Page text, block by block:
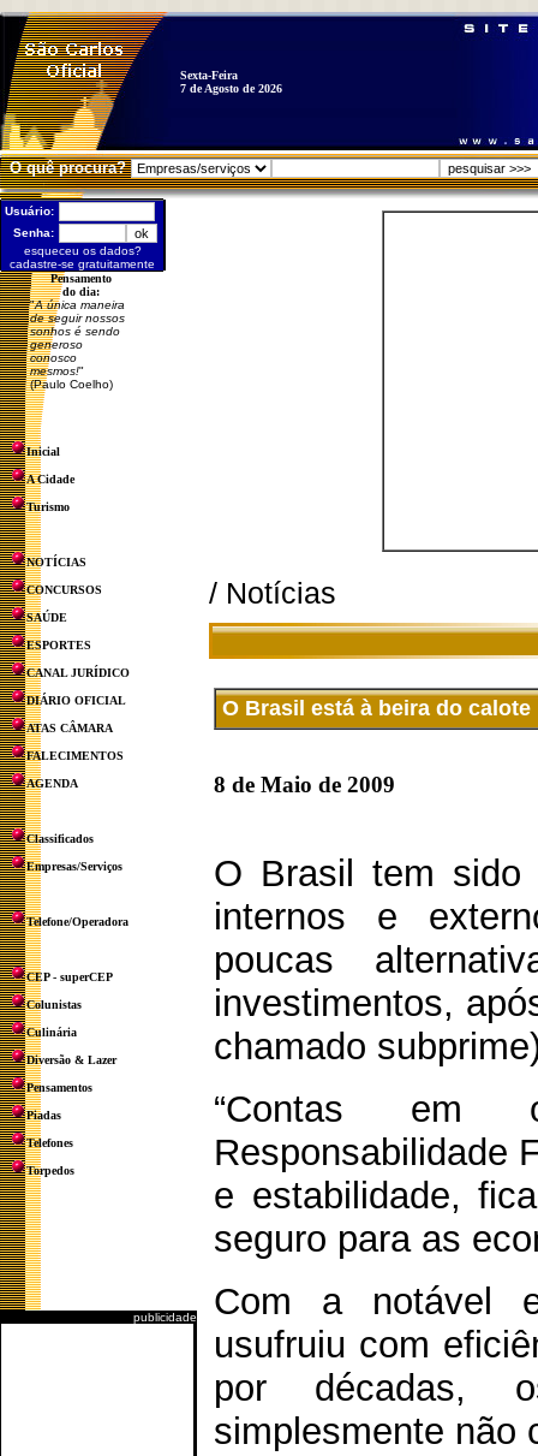
Sexta-Feira
7 de Agosto de 2026
O quê procura?
Usuário:
Senha:
esqueceu os dados?
cadastre-se gratuitamente
Pensamento
do dia:
"A única maneira
de seguir nossos
sonhos é sendo
generoso
conosco
mesmos!"
(Paulo Coelho)
Inicial
A Cidade
Turismo
NOTÍCIAS
CONCURSOS
SAÚDE
ESPORTES
CANAL JURÍDICO
DIÁRIO OFICIAL
ATAS CÂMARA
FALECIMENTOS
AGENDA
Classificados
Empresas/Serviços
Telefone/Operadora
CEP - superCEP
Colunistas
Culinária
Diversão & Lazer
Pensamentos
Piadas
Telefones
Torpedos
publicidade
/ Notícias
O Brasil está à beira do
8 de Maio de 2009
O Brasil tem sido
internos e
poucas
investimentos,
chamado
“Contas em
Responsabilidade
e estabilidade,
seguro para as
Com a notável
usufruiu com
por décadas,
simplesmente não